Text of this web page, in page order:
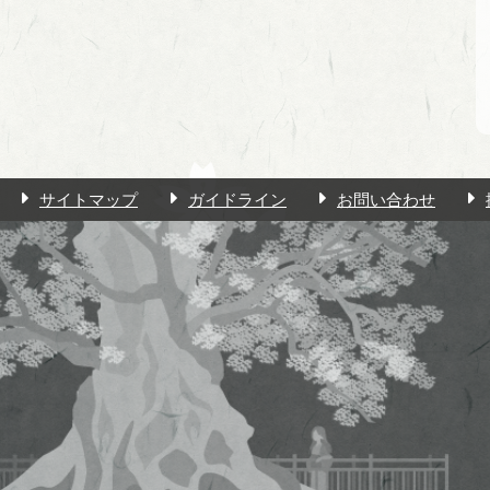
サイトマップ ガイドライン お問い合わせ